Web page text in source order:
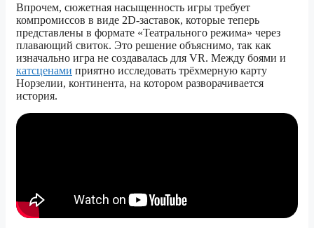
Впрочем, сюжетная насыщенность игры требует
компромиссов в виде 2D-заставок, которые теперь
представлены в формате «Театрального режима» через
плавающий свиток. Это решение объяснимо, так как
изначально игра не создавалась для VR. Между боями и
катсценами приятно исследовать трёхмерную карту
Норзелии, континента, на котором разворачивается
история.